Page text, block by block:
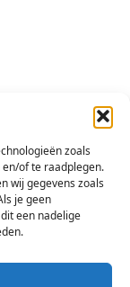
zoals
of te raadplegen.
wij gegevens zoals
je geen
een nadelige